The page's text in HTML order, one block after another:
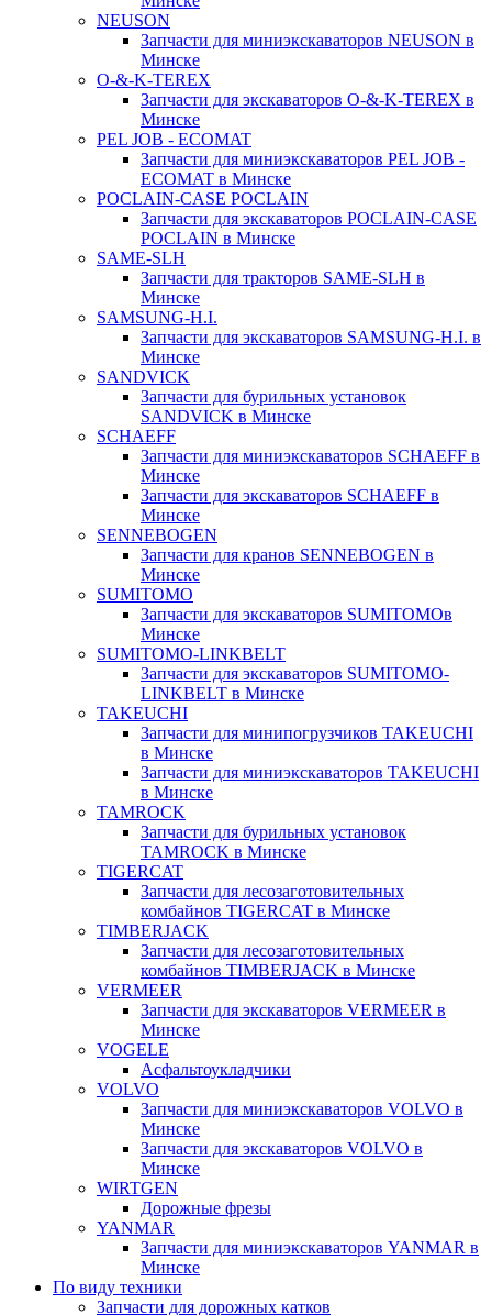
NEUSON
Запчасти для миниэкскаваторов NEUSON в
Минске
O-&-K-TEREX
Запчасти для экскаваторов O-&-K-TEREX в
Минске
PEL JOB - ECOMAT
Запчасти для миниэкскаваторов PEL JOB -
ECOMAT в Минске
POCLAIN-CASE POCLAIN
Запчасти для экскаваторов POCLAIN-CASE
POCLAIN в Минске
SAME-SLH
Запчасти для тракторов SAME-SLH в
Минске
SAMSUNG-H.I.
Запчасти для экскаваторов SAMSUNG-H.I. в
Минске
SANDVICK
Запчасти для бурильных установок
SANDVICK в Минске
SCHAEFF
Запчасти для миниэкскаваторов SCHAEFF в
Минске
Запчасти для экскаваторов SCHAEFF в
Минске
SENNEBOGEN
Запчасти для кранов SENNEBOGEN в
Минске
SUMITOMO
Запчасти для экскаваторов SUMITOMOв
Минске
SUMITOMO-LINKBELT
Запчасти для экскаваторов SUMITOMO-
LINKBELT в Минске
TAKEUCHI
Запчасти для минипогрузчиков TAKEUCHI
в Минске
Запчасти для миниэкскаваторов TAKEUCHI
в Минске
TAMROCK
Запчасти для бурильных установок
TAMROCK в Минске
TIGERCAT
Запчасти для лесозаготовительных
комбайнов TIGERCAT в Минске
TIMBERJACK
Запчасти для лесозаготовительных
комбайнов TIMBERJACK в Минске
VERMEER
Запчасти для экскаваторов VERMEER в
Минске
VOGELE
Асфальтоукладчики
VOLVO
Запчасти для миниэкскаваторов VOLVO в
Минске
Запчасти для экскаваторов VOLVO в
Минске
WIRTGEN
Дорожные фрезы
YANMAR
Запчасти для миниэкскаваторов YANMAR в
Минске
По виду техники
Запчасти для дорожных катков